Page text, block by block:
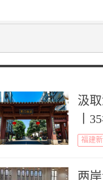
汲
丨
福建
两